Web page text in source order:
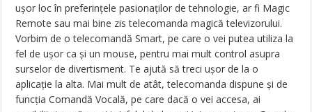
ușor loc în preferințele pasionaților de tehnologie, ar fi Magic
Remote sau mai bine zis telecomanda magică televizorului.
Vorbim de o telecomandă Smart, pe care o vei putea utiliza la
fel de ușor ca și un mouse, pentru mai mult control asupra
surselor de divertisment. Te ajută să treci ușor de la o
aplicație la alta. Mai mult de atât, telecomanda dispune și de
funcția Comandă Vocală, pe care dacă o vei accesa, ai